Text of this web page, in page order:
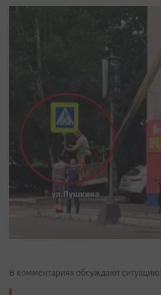
В комментариях обсуждают ситуацию: